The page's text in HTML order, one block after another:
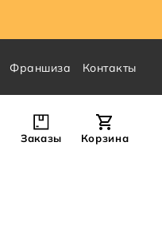
Франшиза Контакты
Заказы Корзина